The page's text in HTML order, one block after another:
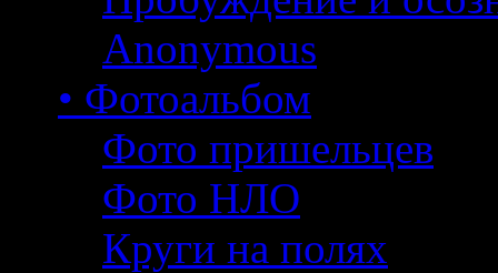
Anonymous
• Фотоальбом
Фото пришельцев
Фото НЛО
Круги на полях